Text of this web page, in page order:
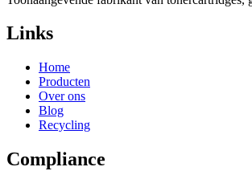
Links
Home
Producten
Over ons
Blog
Recycling
Compliance